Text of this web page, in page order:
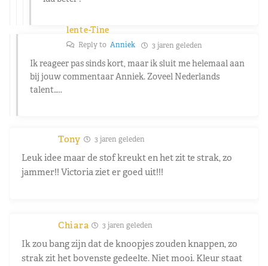
lente-Tine
Reply to Anniek 3 jaren geleden
Ik reageer pas sinds kort, maar ik sluit me helemaal aan
bij jouw commentaar Anniek. Zoveel Nederlands
talent…..
Tony 3 jaren geleden
Leuk idee maar de stof kreukt en het zit te strak, zo
jammer!! Victoria ziet er goed uit!!!
Chiara 3 jaren geleden
Ik zou bang zijn dat de knoopjes zouden knappen, zo
strak zit het bovenste gedeelte. Niet mooi. Kleur staat